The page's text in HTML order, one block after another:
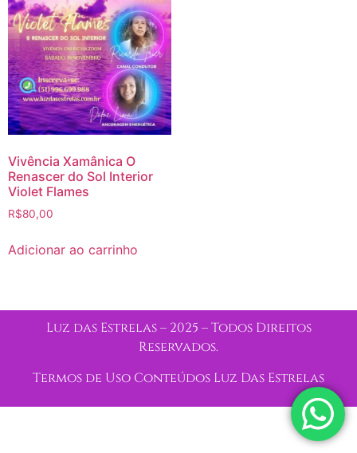
Vivência Xamânica O
Renascer do Sol Interior
Violet Flames
R$80,00
Adicionar ao carrinho
Luz das Estrelas – 2025 – Todos Direitos
Reservados.
Termos de Uso Conteúdos Luz Das Estrelas